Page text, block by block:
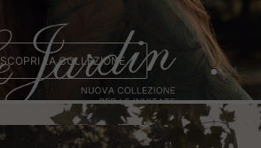
SCOPRI LA COLLEZIONE
Vai
Vai